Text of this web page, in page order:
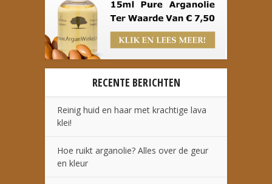
RECENTE BERICHTEN
Reinig huid en haar met krachtige lava
klei!
Hoe ruikt arganolie? Alles over de geur
en kleur